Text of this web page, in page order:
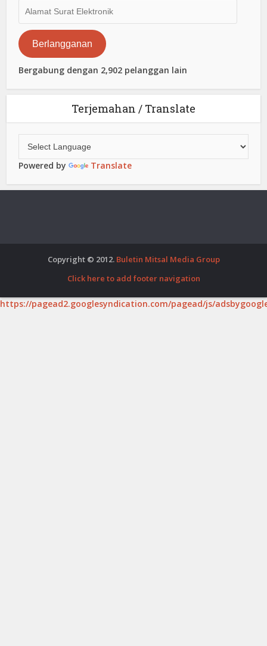
Surat
Elektronik
Berlangganan
Bergabung dengan 2,902 pelanggan lain
Terjemahan / Translate
Powered by Translate
Copyright © 2012. Buletin Mitsal Media Group
Click here to add footer navigation
https://pagead2.googlesyndication.com/pagead/js/